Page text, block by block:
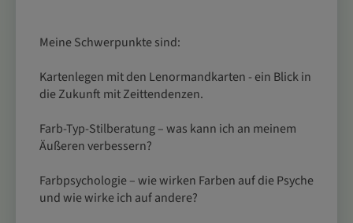
Meine Schwerpunkte sind:
Kartenlegen mit den Lenormandkarten - ein Blick in
die Zukunft mit Zeittendenzen.
Farb-Typ-Stilberatung – was kann ich an meinem
Äußeren verbessern?
Farbpsychologie – wie wirken Farben auf die Psyche
und wie wirke ich auf andere?